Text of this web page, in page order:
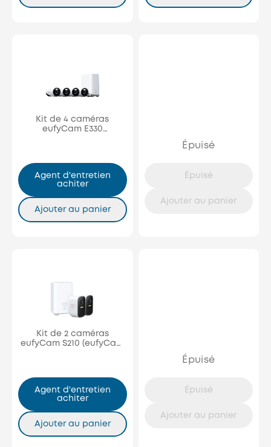
Kit de 4 caméras
eufyCam E330
Agent d'entretien
achiter
Ajouter au panier
Épuisé
Épuisé
Ajouter au panier
Kit de 2 caméras
eufyCam S210 (eufyCam
Agent d'entretien
achiter
Ajouter au panier
Épuisé
Épuisé
Ajouter au panier